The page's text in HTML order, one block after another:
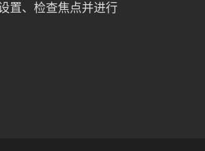
置、检查焦点并进行